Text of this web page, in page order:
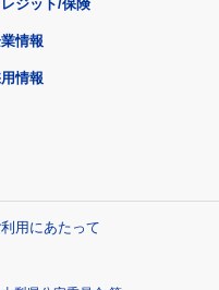
ジット/保険
情報
情報
用にあたって